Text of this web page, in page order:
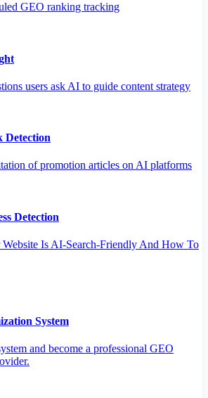
GEO ranking tracking
users ask AI to guide content strategy
Detection
of promotion articles on AI platforms
Detection
Is AI-Search-Friendly And How To
System
and become a professional GEO